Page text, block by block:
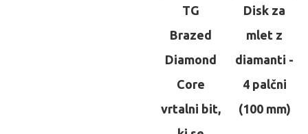
TG
Brazed
Diamond
Core
vrtalni bit,
Disk za
mlet z
diamanti -
4 palčni
(100 mm)